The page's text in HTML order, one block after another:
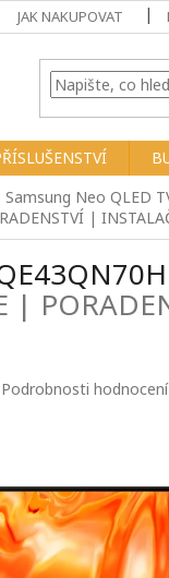
JAK NAKUPOVAT
Samsung Neo QLED
|
|
Podrobnosti hodnocení